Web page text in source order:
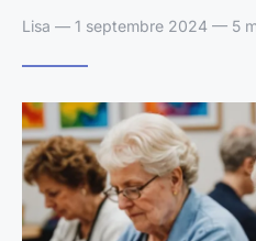
Lisa — 1 septembre 2024 — 5